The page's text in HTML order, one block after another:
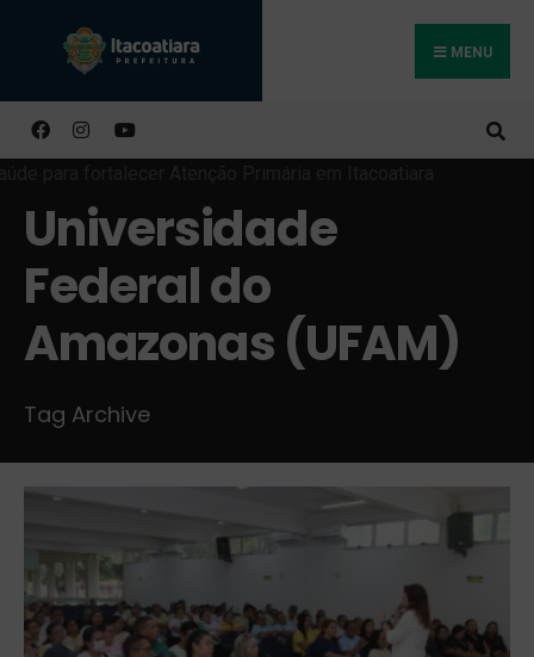
MENU
Universidade
Federal do
Amazonas (UFAM)
Tag Archive
Buscar